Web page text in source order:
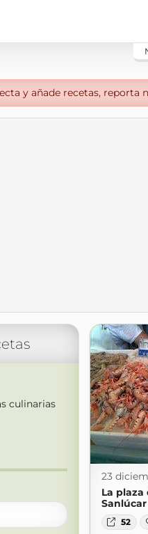
y añade recetas, reporta
culinarias
23
La plaza
Sanlúcar
52